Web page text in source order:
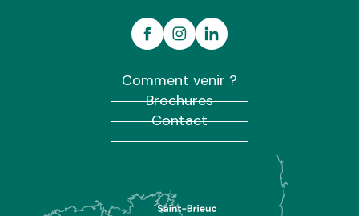
Comment venir ?
Brochures
Contact